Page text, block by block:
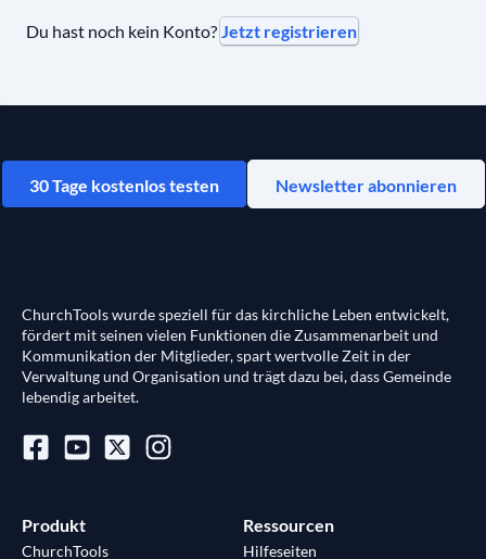
Du hast noch kein Konto? Jetzt registrieren
30 Tage kostenlos testen Newsletter abonnieren
ChurchTools wurde speziell für das kirchliche Leben entwickelt,
fördert mit seinen vielen Funktionen die Zusammenarbeit und
Kommunikation der Mitglieder, spart wertvolle Zeit in der
Verwaltung und Organisation und trägt dazu bei, dass Gemeinde
lebendig arbeitet.
Produkt
ChurchTools
Ressourcen
Hilfeseiten